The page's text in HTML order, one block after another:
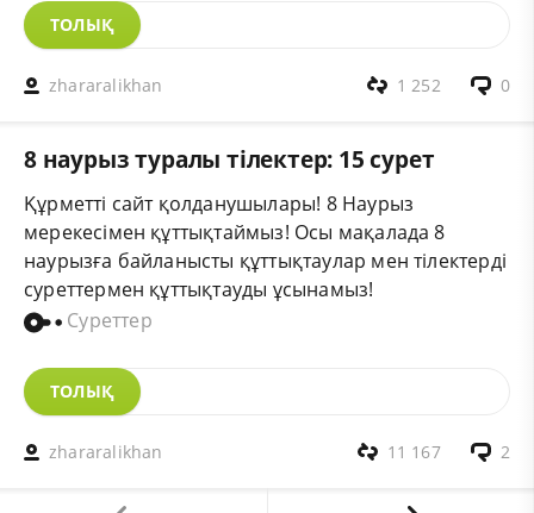
ТОЛЫҚ
zhararalikhan 0
1 252
8 наурыз туралы тілектер: 15 сурет
Құрметті сайт қолданушылары! 8 Наурыз
мерекесімен құттықтаймыз! Осы мақалада 8
наурызға байланысты құттықтаулар мен тілектерді
суреттермен құттықтауды ұсынамыз!
Суреттер
ТОЛЫҚ
zhararalikhan 2
11 167